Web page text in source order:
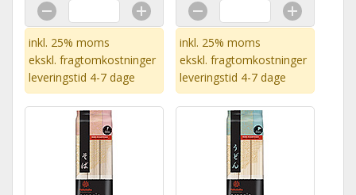
inkl. 25% moms
ekskl. fragtomkostninger
leveringstid 4-7 dage
inkl. 25% moms
ekskl. fragtomkostninger
leveringstid 4-7 dage